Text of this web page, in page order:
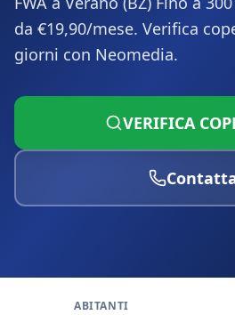
da €19,90/mese. Verifica
giorni con Neomedia.
VERIFICA
ABITANTI